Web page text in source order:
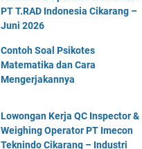
PT T.RAD Indonesia Cikarang –
Juni 2026
Contoh Soal Psikotes
Matematika dan Cara
Mengerjakannya
Lowongan Kerja QC Inspector &
Weighing Operator PT Imecon
Teknindo Cikarang – Industri